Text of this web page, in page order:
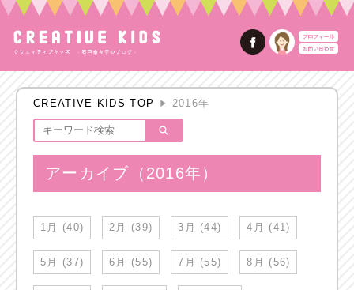
CREATIVE KIDS TOP 2016年
アーカイブ（2016年）
1月 (40) 2月 (39) 3月 (44) 4月 (41)
5月 (37) 6月 (55) 7月 (55) 8月 (56)